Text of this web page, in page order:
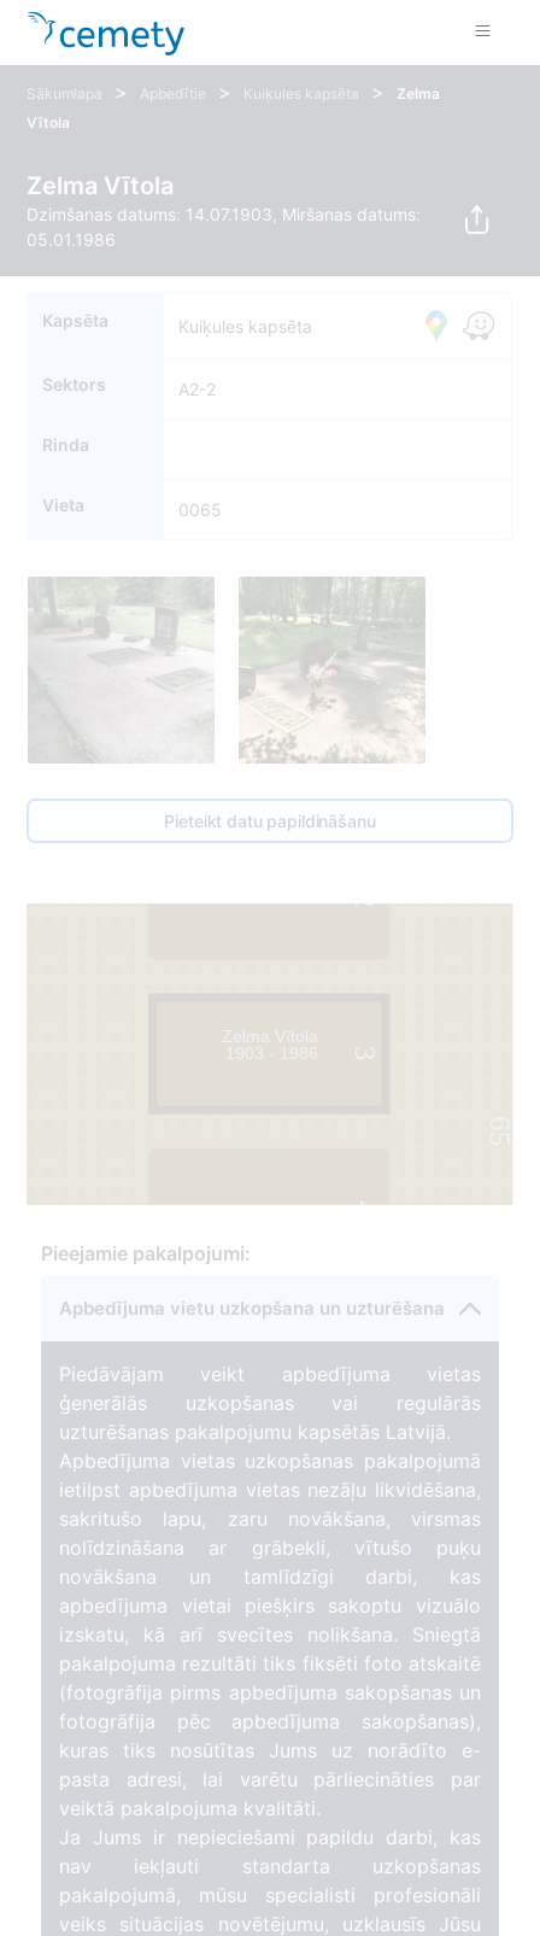
Sākumlapa > Apbedītie > Kuiķules kapsēta >
Zelma
Vītola
Zelma Vītola
Dzimšanas datums: 14.07.1903, Miršanas datums:
05.01.1986
Kapsēta Kuiķules kapsēta
Sektors A2-2
Rinda
Vieta 0065
Pieteikt datu papildināšanu
65
2
3
4
Zelma Vītola
1903 - 1986
Pieejamie pakalpojumi:
Apbedījuma vietu uzkopšana un uzturēšana
Piedāvājam veikt apbedījuma vietas
ģenerālās uzkopšanas vai regulārās
uzturēšanas pakalpojumu kapsētās Latvijā.
Apbedījuma vietas uzkopšanas pakalpojumā
ietilpst apbedījuma vietas nezāļu likvidēšana,
sakritušo lapu, zaru novākšana, virsmas
nolīdzināšana ar grābekli, vītušo puķu
novākšana un tamlīdzīgi darbi, kas
apbedījuma vietai piešķirs sakoptu vizuālo
izskatu, kā arī svecītes nolikšana. Sniegtā
pakalpojuma rezultāti tiks fiksēti foto atskaitē
(fotogrāfija pirms apbedījuma sakopšanas un
fotogrāfija pēc apbedījuma sakopšanas),
kuras tiks nosūtītas Jums uz norādīto e-
pasta adresi, lai varētu pārliecināties par
veiktā pakalpojuma kvalitāti.
Ja Jums ir nepieciešami papildu darbi, kas
nav iekļauti standarta uzkopšanas
pakalpojumā, mūsu specialisti profesionāli
veiks situācijas novētējumu, uzklausīs Jūsu